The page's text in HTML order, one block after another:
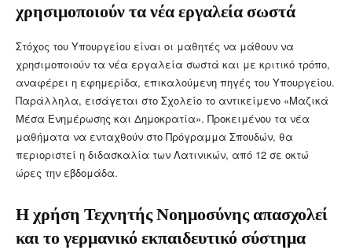
χρησιμοποιούν τα νέα εργαλεία σωστά
Στόχος του Υπουργείου είναι οι μαθητές να μάθουν να
χρησιμοποιούν τα νέα εργαλεία σωστά και με κριτικό τρόπο,
αναφέρει η εφημερίδα, επικαλούμενη πηγές του Υπουργείου.
Παράλληλα, εισάγεται στο Σχολείο το αντικείμενο «Μαζικά
Μέσα Ενημέρωσης και Δημοκρατία». Προκειμένου τα νέα
μαθήματα να ενταχθούν στο Πρόγραμμα Σπουδών, θα
περιοριστεί η διδασκαλία των Λατινικών, από 12 σε οκτώ
ώρες την εβδομάδα.
Η χρήση Τεχνητής Νοημοσύνης απασχολεί
και το γερμανικό εκπαιδευτικό σύστημα